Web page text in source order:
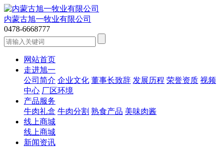
内蒙古旭一牧业有限公司
0478-6668777
网站首页
走进旭一
公司简介 企业文化 董事长致辞 发展历程 荣誉资质 视频
中心 厂区环境
产品服务
牛肉礼盒 牛肉分割 熟食产品 美味肉酱
线上商城
线上商城
新闻资讯